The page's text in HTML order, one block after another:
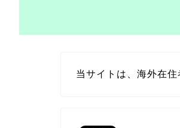
当サイトは、海外在住